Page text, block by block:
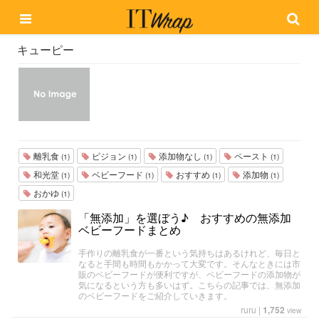
キューピー
離乳食 (1) ピジョン (1) 添加物なし (1) ペースト (1)
和光堂 (1) ベビーフード (1) おすすめ (1) 添加物 (1)
おかゆ (1)
「無添加」を選ぼう♪ おすすめの無添加
ベビーフードまとめ
手作りの離乳食が一番という気持ちはあるけれど、毎日と
なると手間も時間もかかって大変です。そんなときには市
販のベビーフードが便利ですが、ベビーフードの添加物が
気になるという方も多いはず。こちらの記事では、無添加
のベビーフードをご紹介していきます。
ruru | 1,752 view